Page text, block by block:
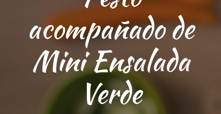
acompañado de
Mini Ensalada
Verde